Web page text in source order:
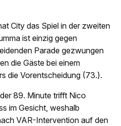
City das Spiel in der zweiten
ist einzig gegen
Parade gezwungen
die Gäste bei einem
die Vorentscheidung (73.).
89. Minute trifft Nico
im Gesicht, weshalb
VAR-Intervention auf den